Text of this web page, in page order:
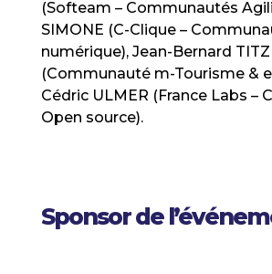
(Softeam – Communautés
SIMONE (C-Clique –
numérique), Jean-Bernard TITZ
(Communauté m-Tourisme &
Cédric ULMER (France Labs –
Open source).
Sponsor de